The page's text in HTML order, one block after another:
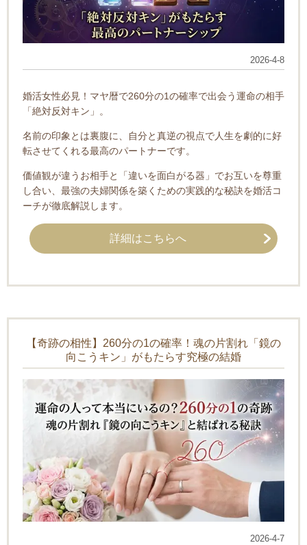
2026-4-8
婚活女性必見！マヤ暦で260分の1の確率で出会う運命の相手
「絶対反対キン」。
名前の印象とは裏腹に、自分と真逆の視点で人生を劇的に好
転させてくれる最高のパートナーです。
価値観が違うお相手と「違いを面白がる器」でお互いを尊重
し合い、最強の夫婦関係を築くための実践的な秘訣を婚活コ
ーチが徹底解説します。
詳細はこちらへ
【奇跡の相性】260分の1の確率！魂の片割れ「鏡の
向こうキン」がもたらす究極の結婚
2026-4-7